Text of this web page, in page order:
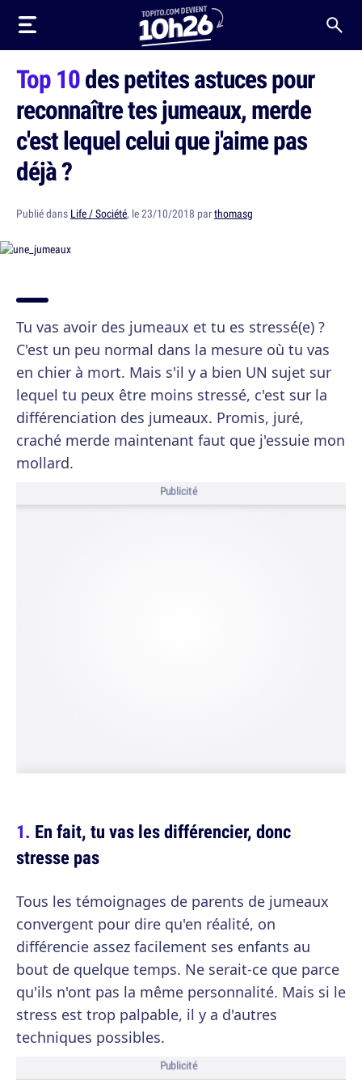
Top 10des petites astuces pour
reconnaître tes jumeaux, merde
c'est lequel celui que j'aime pas
déjà ?
Publié dans Life / Société, le 23/10/2018 parthomasg
Tu vas avoir des jumeaux et tu es stressé(e) ?
C'est un peu normal dans la mesure où tu vas
en chier à mort. Mais s'il y a bien UN sujet sur
lequel tu peux être moins stressé, c'est sur la
différenciation des jumeaux. Promis, juré,
craché merde maintenant faut que j'essuie mon
mollard.
Publicité
En fait, tu vas les différencier, donc
stresse pas
Tous les témoignages de parents de jumeaux
convergent pour dire qu'en réalité, on
différencie assez facilement ses enfants au
bout de quelque temps. Ne serait-ce que parce
qu'ils n'ont pas la même personnalité. Mais si le
stress est trop palpable, il y a d'autres
techniques possibles.
Publicité